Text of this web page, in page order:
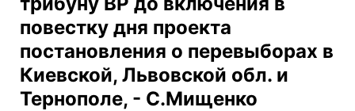
повестку дня проекта
постановления о перевыборах в
Киевской, Львовской обл. и
Тернополе, - С.Мищенко